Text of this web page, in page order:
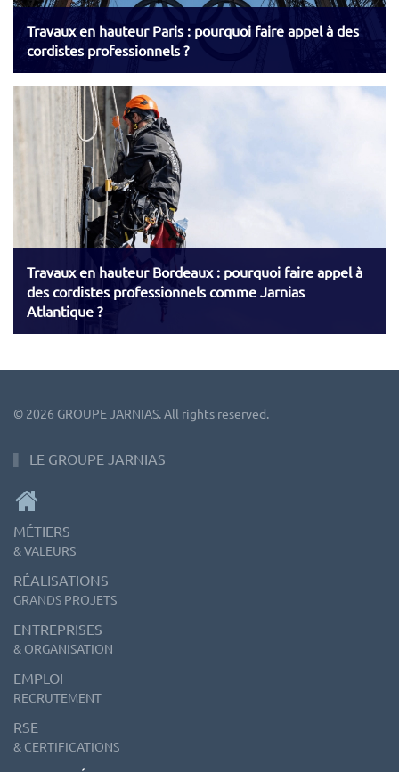
Travaux en hauteur Paris : pourquoi faire appel à des
cordistes professionnels ?
Travaux en hauteur Bordeaux : pourquoi faire appel à
des cordistes professionnels comme Jarnias
Atlantique ?
© 2026 GROUPE JARNIAS. All rights reserved.
LE GROUPE JARNIAS
MÉTIERS
& VALEURS
RÉALISATIONS
GRANDS PROJETS
ENTREPRISES
& ORGANISATION
EMPLOI
RECRUTEMENT
RSE
& CERTIFICATIONS